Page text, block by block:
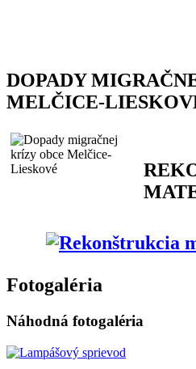
DOPADY
MELČICE-
Fotogaléria
Náhodná fotogaléria